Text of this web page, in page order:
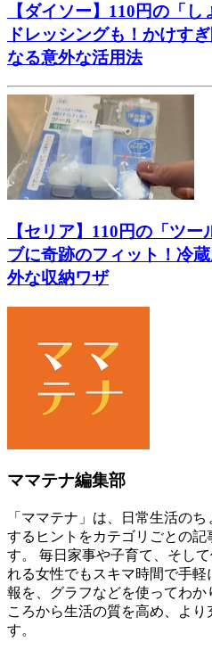
【ダイソー】110円の「
ドレッシングも！かけす
なる意外な活用法
【セリア】110円の「ツ
ブに奇跡のフィット！冷
外な収納ワザ
ママテナ編集部
「ママテナ」は、日常生活の
するヒントをカテゴリごとの記
す。 毎日家事や子育て、そし
れる女性でもスキマ時間で手
報を、グラフなどを使ってわ
ころから生活の質を高め、より
す。